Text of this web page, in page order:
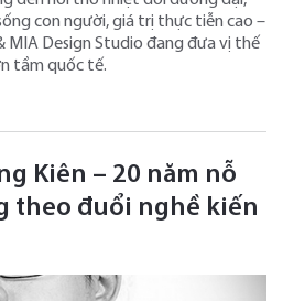
con người, giá trị thực tiễn cao –
MIA Design Studio đang đưa vị thế
tầm quốc tế.
Kiên – 20 năm nỗ
theo đuổi nghề kiến